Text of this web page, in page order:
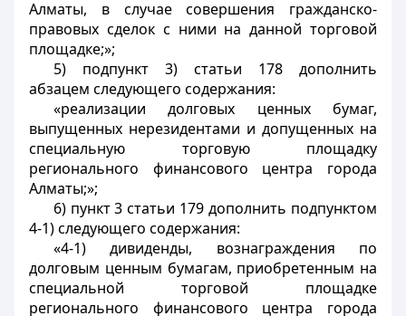
Алматы, в случае совершения гражданско-
правовых сделок с ними на данной торговой
площадке;»;
5) подпункт 3) статьи 178 дополнить
абзацем следующего содержания:
«реализации долговых ценных бумаг,
выпущенных нерезидентами и допущенных на
специальную торговую площадку
регионального финансового центра города
Алматы;»;
6) пункт 3 статьи 179 дополнить подпунктом
4-1) следующего содержания:
«4-1) дивиденды, вознаграждения по
долговым ценным бумагам, приобретенным на
специальной торговой площадке
регионального финансового центра города